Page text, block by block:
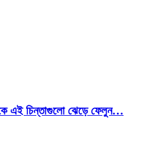
এই চিন্তাগুলো ঝেড়ে ফেলুন…